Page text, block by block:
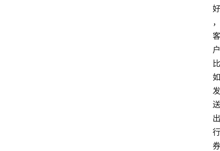
好
，
客
户
比
如
发
送
出
行
券